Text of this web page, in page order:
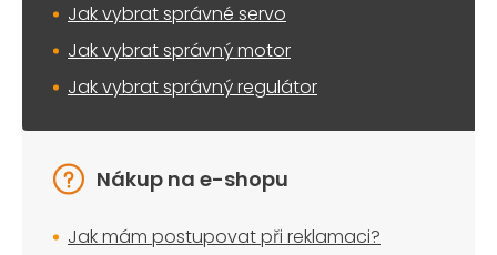
s
u
Jak vybrat správné servo
Jak vybrat správný motor
Jak vybrat správný regulátor
Nákup na e-shopu
Jak mám postupovat při reklamaci?